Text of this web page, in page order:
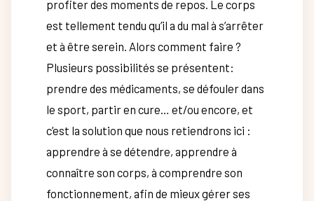
profiter des moments de repos. Le corps
est tellement tendu qu’il a du mal à s’arrêter
et à être serein. Alors comment faire ?
Plusieurs possibilités se présentent:
prendre des médicaments, se défouler dans
le sport, partir en cure… et/ou encore, et
c’est la solution que nous retiendrons ici :
apprendre à se détendre, apprendre à
connaître son corps, à comprendre son
fonctionnement, afin de mieux gérer ses